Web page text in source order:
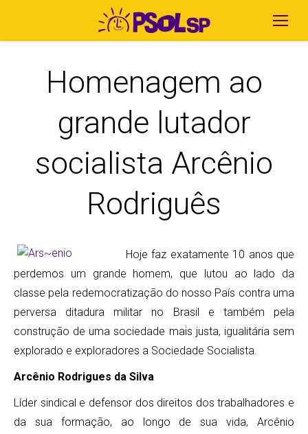
Homenagem ao
grande lutador
socialista Arcênio
Rodriguês
Hoje faz exatamente 10 anos que
perdemos um grande homem, que lutou ao lado da
classe pela redemocratização do nosso País contra uma
perversa ditadura militar no Brasil e também pela
construção de uma sociedade mais justa, igualitária sem
explorado e exploradores a Sociedade Socialista.
Arcênio Rodrigues da Silva
Líder sindical e defensor dos direitos dos trabalhadores e
da sua formação, ao longo de sua vida, Arcênio